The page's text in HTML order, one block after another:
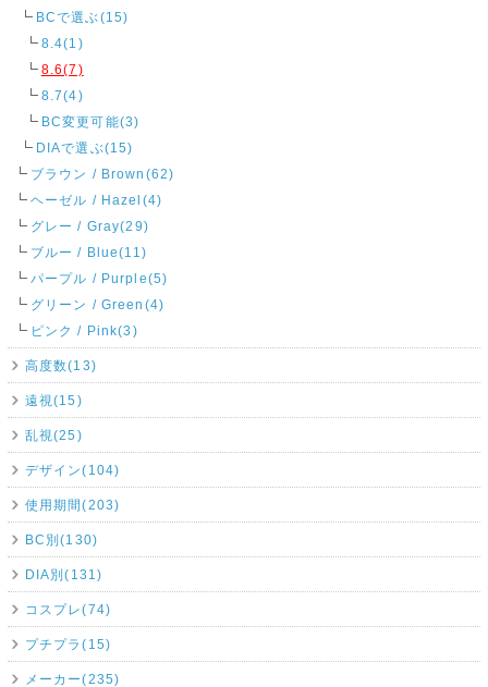
BCで選ぶ(15)
8.4(1)
8.6(7)
8.7(4)
BC変更可能(3)
DIAで選ぶ(15)
ブラウン / Brown(62)
ヘーゼル / Hazel(4)
グレー / Gray(29)
ブルー / Blue(11)
パープル / Purple(5)
グリーン / Green(4)
ピンク / Pink(3)
高度数(13)
遠視(15)
乱視(25)
デザイン(104)
使用期間(203)
BC別(130)
DIA別(131)
コスプレ(74)
プチプラ(15)
メーカー(235)